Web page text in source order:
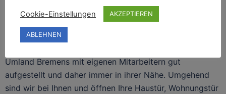
Der Bismarck Schlüsseldienst aus Bremen ist
ortsansässig und öffnet seit über 35 Jahren als
Fachbetrieb Häuser, Türen und Schlösser aller Art in
Umland Bremens mit eigenen Mitarbeitern gut
aufgestellt und daher immer in ihrer Nähe. Umgehend
sind wir bei Ihnen und öffnen Ihre Haustür, Wohnungstür
Cookie-Einstellungen AKZEPTIEREN
ABLEHNEN